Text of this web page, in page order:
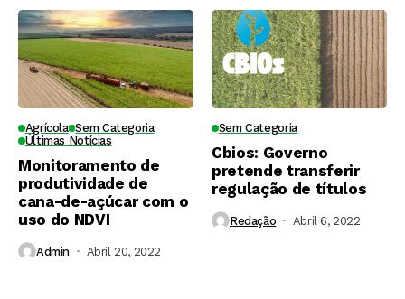
Agrícola Sem Categoria
Últimas Notícias
Monitoramento de
produtividade de
cana-de-açúcar com o
uso do NDVI
Admin Abril 20, 2022
Sem Categoria
Cbios: Governo
pretende transferir
regulação de títulos
Redação Abril 6, 2022